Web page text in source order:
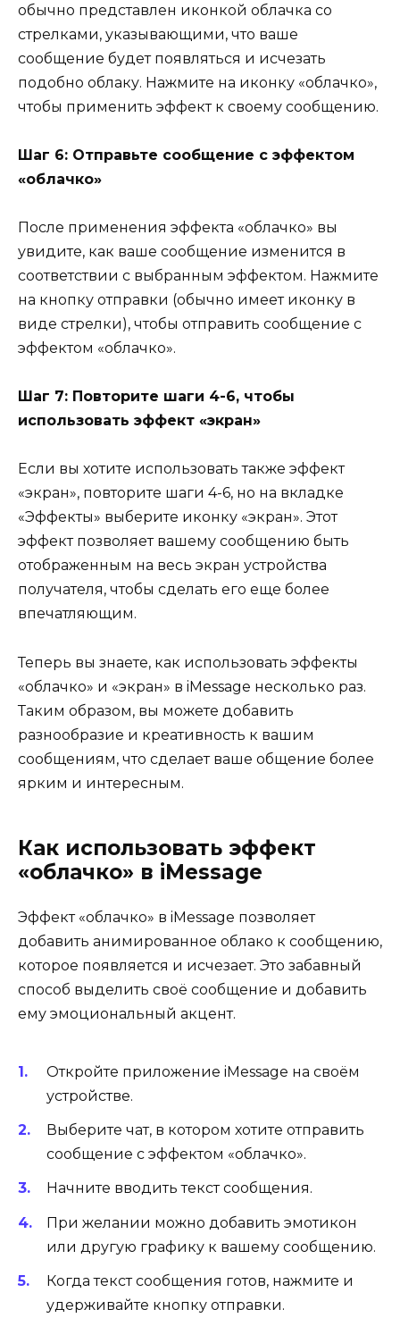
обычно представлен иконкой облачка со
стрелками, указывающими, что ваше
сообщение будет появляться и исчезать
подобно облаку. Нажмите на иконку «облачко»,
чтобы применить эффект к своему сообщению.
Шаг 6: Отправьте сообщение с эффектом
«облачко»
После применения эффекта «облачко» вы
увидите, как ваше сообщение изменится в
соответствии с выбранным эффектом. Нажмите
на кнопку отправки (обычно имеет иконку в
виде стрелки), чтобы отправить сообщение с
эффектом «облачко».
Шаг 7: Повторите шаги 4-6, чтобы
использовать эффект «экран»
Если вы хотите использовать также эффект
«экран», повторите шаги 4-6, но на вкладке
«Эффекты» выберите иконку «экран». Этот
эффект позволяет вашему сообщению быть
отображенным на весь экран устройства
получателя, чтобы сделать его еще более
впечатляющим.
Теперь вы знаете, как использовать эффекты
«облачко» и «экран» в iMessage несколько раз.
Таким образом, вы можете добавить
разнообразие и креативность к вашим
сообщениям, что сделает ваше общение более
ярким и интересным.
Как использовать эффект
«облачко» в iMessage
Эффект «облачко» в iMessage позволяет
добавить анимированное облако к сообщению,
которое появляется и исчезает. Это забавный
способ выделить своё сообщение и добавить
ему эмоциональный акцент.
Откройте приложение iMessage на своём
устройстве.
Выберите чат, в котором хотите отправить
сообщение с эффектом «облачко».
Начните вводить текст сообщения.
При желании можно добавить эмотикон
или другую графику к вашему сообщению.
Когда текст сообщения готов, нажмите и
удерживайте кнопку отправки.